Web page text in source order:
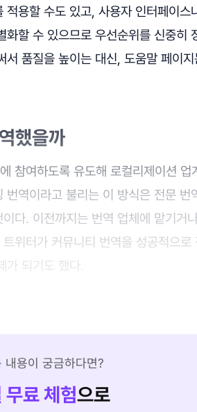
용할 수도 있고, 사용자 인터페이스
할 수 있으므로 우선순위를 신중히
품질을 높이는 대신, 도움말 페이
했을까
참여하도록 유도해 로컬리제이션 업
역이라고 불리는 이 방식은 전문 번
다. 이전까지는 번역 업체에 맡기거
위터가 커뮤니티 번역을 성공적으로
되기도 했다.
내용이 궁금하다면?
무료 체험으로